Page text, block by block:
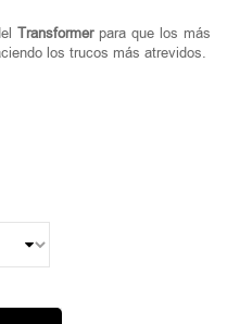
Transformerpara que los más
los trucos más atrevidos.